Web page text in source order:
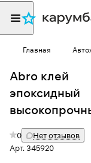
Главная
Abro клей
эпоксидный
0
Нет отзывов
Арт.345920